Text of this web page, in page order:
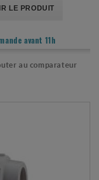
LE PRODUIT
avant 11h
au comparateur